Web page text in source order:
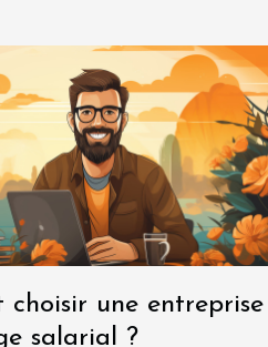
choisir une entreprise
salarial ?